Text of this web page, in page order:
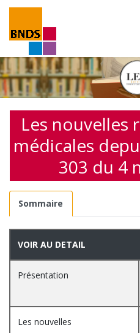
Les nouvelles
médicales
303 du 4
Sommaire
VOIR AU DETAIL
Présentation
Les nouvelles